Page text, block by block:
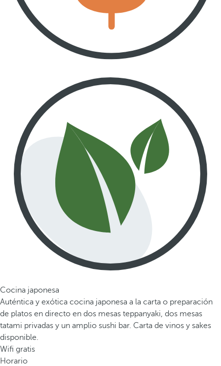
Cocina japonesa
Auténtica y exótica cocina japonesa a la carta o preparación
de platos en directo en dos mesas teppanyaki, dos mesas
tatami privadas y un amplio sushi bar. Carta de vinos y sakes
disponible.
Wifi gratis
Horario